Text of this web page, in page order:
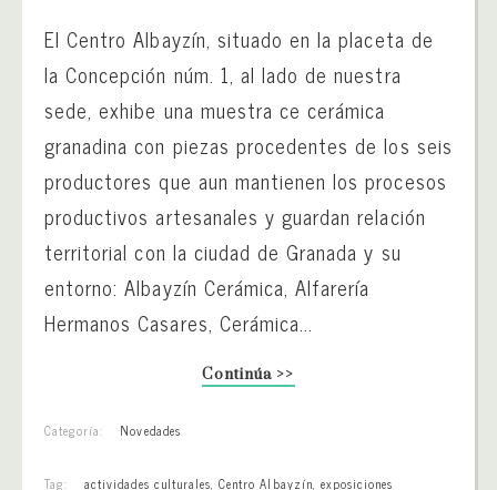
El Centro Albayzín, situado en la placeta de
la Concepción núm. 1, al lado de nuestra
sede, exhibe una muestra ce cerámica
granadina con piezas procedentes de los seis
productores que aun mantienen los procesos
productivos artesanales y guardan relación
territorial con la ciudad de Granada y su
entorno: Albayzín Cerámica, Alfarería
Hermanos Casares, Cerámica...
Continúa >>
Categoría: Novedades
Tag: actividades culturales,Centro Albayzín, exposiciones